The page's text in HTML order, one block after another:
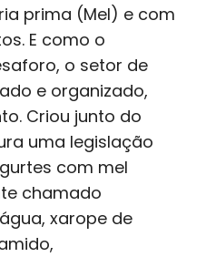
prima (Mel) e com
E como o
o setor de
e organizado,
Criou junto do
uma legislação
com mel
chamado
xarope de